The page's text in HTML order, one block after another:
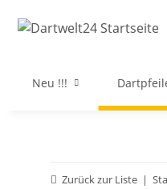
Neu !!!
Zurück zur Liste